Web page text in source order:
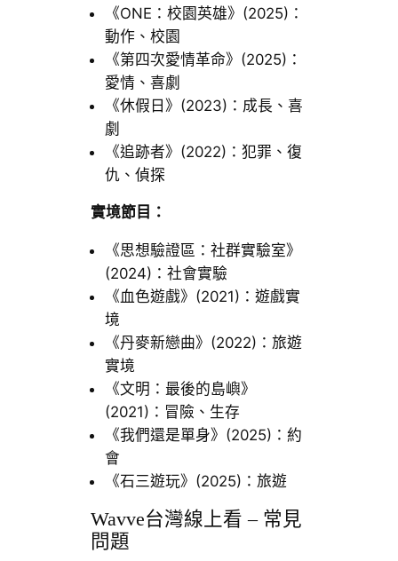
《ONE：校園英雄》(2025)：
動作、校園
《第四次愛情革命》(2025)：
愛情、喜劇
《休假日》(2023)：成長、喜
劇
《追跡者》(2022)：犯罪、復
仇、偵探
實境節目：
《思想驗證區：社群實驗室》
(2024)：社會實驗
《血色遊戲》(2021)：遊戲實
境
《丹麥新戀曲》(2022)：旅遊
實境
《文明：最後的島嶼》
(2021)：冒險、生存
《我們還是單身》(2025)：約
會
《石三遊玩》(2025)：旅遊
Wavve台灣線上看 – 常見
問題